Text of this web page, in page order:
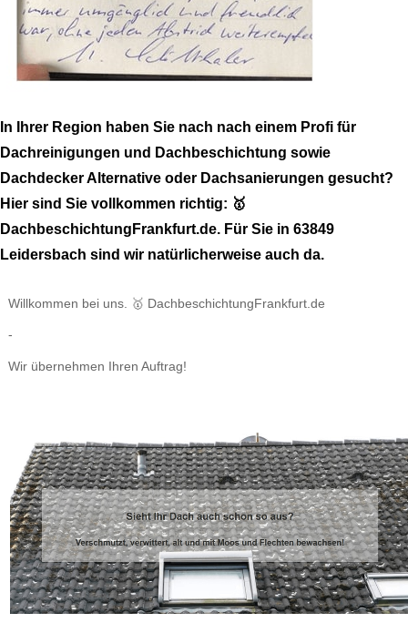
In Ihrer Region haben Sie nach nach einem Profi für
Dachreinigungen und Dachbeschichtung sowie
Dachdecker Alternative oder Dachsanierungen gesucht?
Hier sind Sie vollkommen richtig: 🥇
DachbeschichtungFrankfurt.de. Für Sie in 63849
Leidersbach sind wir natürlicherweise auch da.
Willkommen bei uns. 🥇 DachbeschichtungFrankfurt.de
-
Wir übernehmen Ihren Auftrag!